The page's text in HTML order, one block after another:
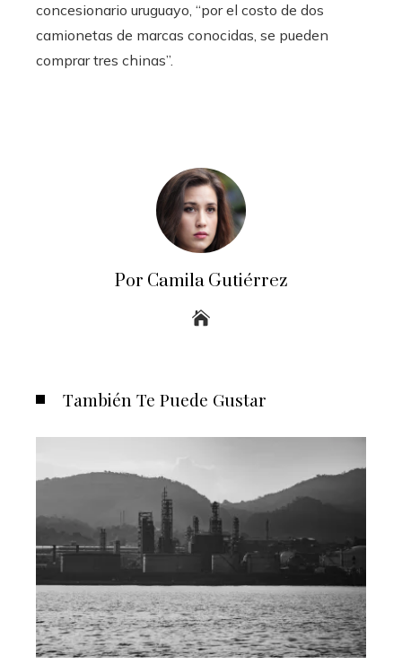
concesionario uruguayo, “por el costo de dos
camionetas de marcas conocidas, se pueden
comprar tres chinas”.
Por Camila Gutiérrez
También Te Puede Gustar